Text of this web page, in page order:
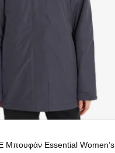
Μπουφάν Essential Women’s